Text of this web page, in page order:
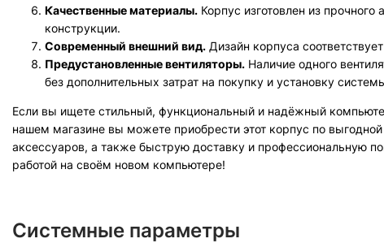
Качественные материалы. Корпус изготовлен из
конструкции.
Современный внешний вид. Дизайн корпуса
Предустановленные вентиляторы. Наличие одного
без дополнительных затрат на покупку и установку
Если вы ищете стильный, функциональный и надёжный
нашем магазине вы можете приобрести этот корпус по
аксессуаров, а также быструю доставку и профессиональную
работой на своём новом компьютере!
Системные параметры